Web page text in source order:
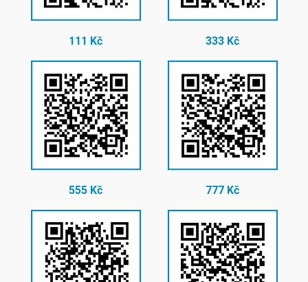
111 Kč 333 Kč
555 Kč 777 Kč